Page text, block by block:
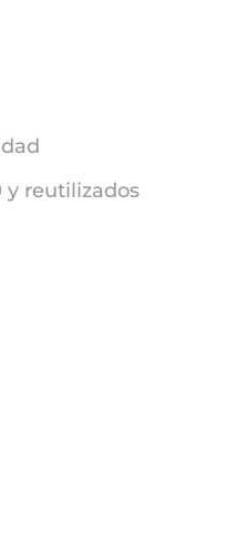
y reutilizados